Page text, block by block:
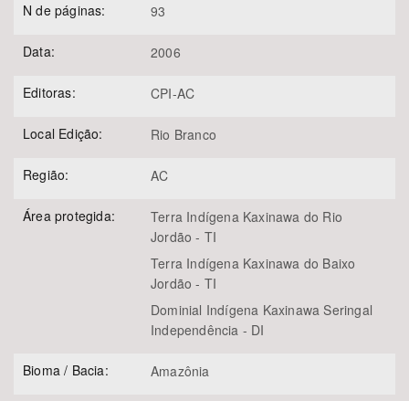
N de páginas: 93
Data: 2006
Editoras: CPI-AC
Local Edição: Rio Branco
Região: AC
Área protegida:
Terra Indígena Kaxinawa do Rio
Jordão - TI
Terra Indígena Kaxinawa do Baixo
Jordão - TI
Dominial Indígena Kaxinawa Seringal
Independência - DI
Bioma / Bacia: Amazônia